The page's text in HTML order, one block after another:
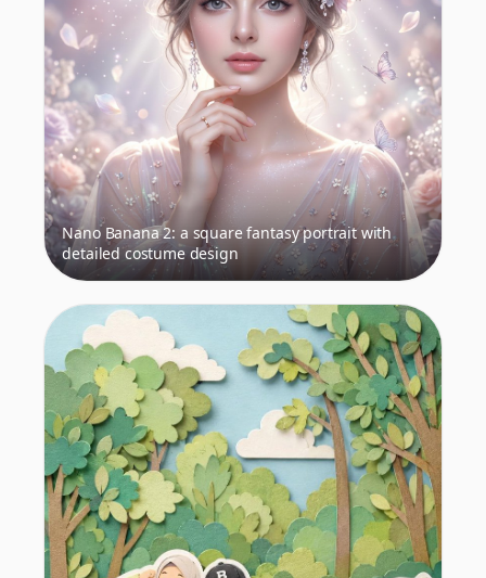
Nano Banana 2: a square fantasy portrait with
detailed costume design